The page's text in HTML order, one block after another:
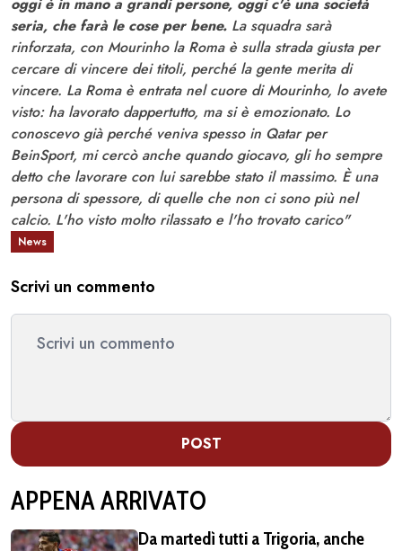
seria, che farà le cose per bene. La squadra sarà
rinforzata, con Mourinho la Roma è sulla strada giusta per
cercare di vincere dei titoli, perché la gente merita di
vincere. La Roma è entrata nel cuore di Mourinho, lo avete
visto: ha lavorato dappertutto, ma si è emozionato. Lo
conoscevo già perché veniva spesso in Qatar per
BeinSport, mi cercò anche quando giocavo, gli ho sempre
detto che lavorare con lui sarebbe stato il massimo. È una
persona di spessore, di quelle che non ci sono più nel
calcio. L'ho visto molto rilassato e l'ho trovato carico"
News
Scrivi un commento
POST
APPENA ARRIVATO
Da martedì tutti a Trigoria, anche